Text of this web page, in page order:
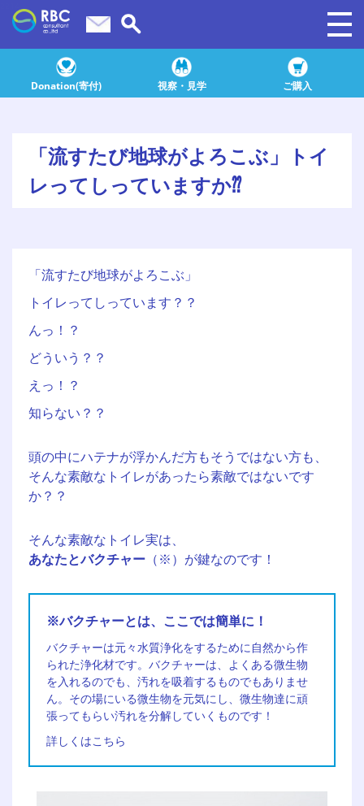
Donation(寄付) 視察・見学 ご購入
「流すたび地球がよろこぶ」トイ
レってしっていますか⁇
「流すたび地球がよろこぶ」
トイレってしっています？？
んっ！？
どういう？？
えっ！？
知らない？？
頭の中にハテナが浮かんだ方もそうではない方も、
そんな素敵なトイレがあったら素敵ではないです
か？？
そんな素敵なトイレ実は、
あなたとバクチャー （※）が鍵なのです！
※バクチャーとは、ここでは簡単に！
バクチャーは元々水質浄化をするために自然から作
られた浄化材です。バクチャーは、よくある微生物
を入れるのでも、汚れを吸着するものでもありませ
ん。その場にいる微生物を元気にし、微生物達に頑
張ってもらい汚れを分解していくものです！
詳しくはこちら